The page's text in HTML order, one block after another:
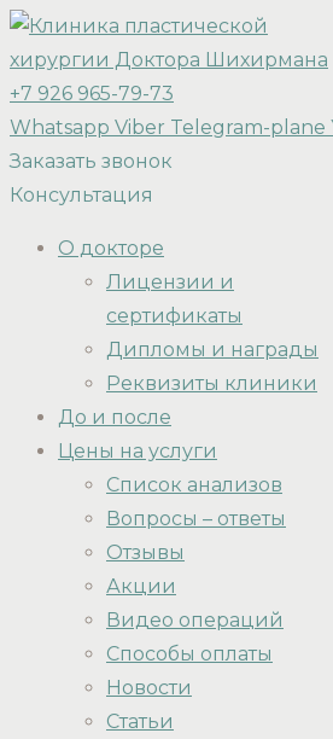
+7 926 965-79-73
Whatsapp Viber Telegram-plane
Заказать звонок
Консультация
О докторе
Лицензии и
сертификаты
Дипломы и награды
Реквизиты клиники
До и после
Цены на услуги
Список анализов
Вопросы – ответы
Отзывы
Акции
Видео операций
Способы оплаты
Новости
Статьи